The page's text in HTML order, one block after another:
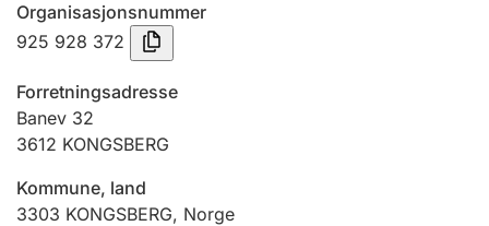
Jeger
Organisasjonsnummer
925 928 372
Forretningsadresse
Banev 32
3612 KONGSBERG
Kommune, land
3303 KONGSBERG, Norge